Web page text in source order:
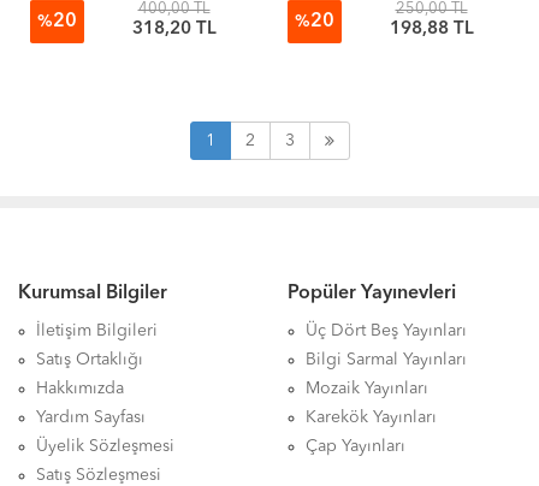
%20
400,00 TL
318,20 TL %20
250,00 TL
198,88 TL
1 2 3
Kurumsal Bilgiler
İletişim Bilgileri
Satış Ortaklığı
Hakkımızda
Yardım Sayfası
Üyelik Sözleşmesi
Satış Sözleşmesi
Popüler Yayınevleri
Üç Dört Beş Yayınları
Bilgi Sarmal Yayınları
Mozaik Yayınları
Karekök Yayınları
Çap Yayınları